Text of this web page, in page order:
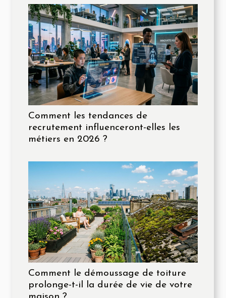
Comment les tendances de
recrutement influenceront-elles les
métiers en 2026 ?
Comment le démoussage de toiture
prolonge-t-il la durée de vie de votre